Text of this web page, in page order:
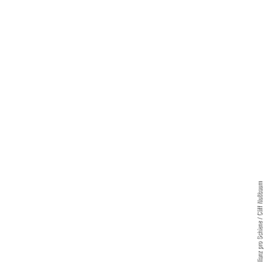
Allianz pro Schiene / Cliff Nußbaum